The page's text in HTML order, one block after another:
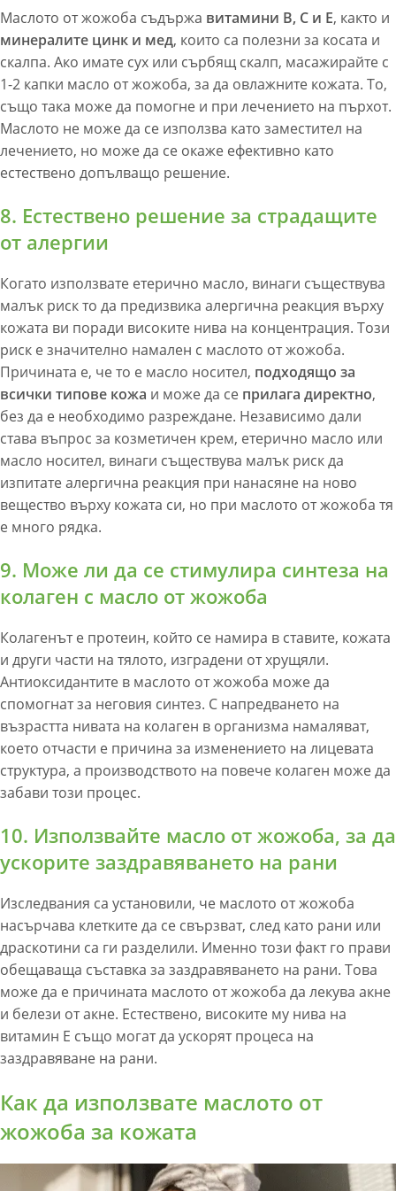
Маслото от жожоба съдържа витамини В, С и Е, както и
минералите цинк и мед, които са полезни за косата и
скалпа. Ако имате сух или сърбящ скалп, масажирайте с
1-2 капки масло от жожоба, за да овлажните кожата. То,
също така може да помогне и при лечението на пърхот.
Маслото не може да се използва като заместител на
лечението, но може да се окаже ефективно като
естествено допълващо решение.
8. Естествено решение за страдащите
от алергии
Когато използвате етерично масло, винаги съществува
малък риск то да предизвика алергична реакция върху
кожата ви поради високите нива на концентрация. Този
риск е значително намален с маслото от жожоба.
Причината е, че то е масло носител, подходящо за
всички типове кожа и може да се прилага директно,
без да е необходимо разреждане. Независимо дали
става въпрос за козметичен крем, етерично масло или
масло носител, винаги съществува малък риск да
изпитате алергична реакция при нанасяне на ново
вещество върху кожата си, но при маслото от жожоба тя
е много рядка.
9. Може ли да се стимулира синтеза на
колаген с масло от жожоба
Колагенът е протеин, който се намира в ставите, кожата
и други части на тялото, изградени от хрущяли.
Антиоксидантите в маслото от жожоба може да
спомогнат за неговия синтез. С напредването на
възрастта нивата на колаген в организма намаляват,
което отчасти е причина за изменението на лицевата
структура, а производството на повече колаген може да
забави този процес.
10. Използвайте масло от жожоба, за да
ускорите заздравяването на рани
Изследвания са установили, че маслото от жожоба
насърчава клетките да се свързват, след като рани или
драскотини са ги разделили. Именно този факт го прави
обещаваща съставка за заздравяването на рани. Това
може да е причината маслото от жожоба да лекува акне
и белези от акне. Естествено, високите му нива на
витамин Е също могат да ускорят процеса на
заздравяване на рани.
Как да използвате маслото от
жожоба за кожата